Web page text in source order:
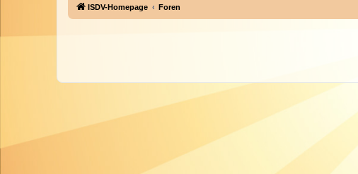
ISDV-Homepage Foren